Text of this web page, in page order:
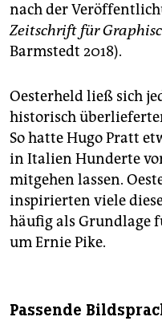
nach der
Zeitschrift für
Barmstedt 2018).
Oesterheld ließ sich
historisch
So hatte Hugo Pratt
in Italien Hunderte
mitgehen lassen.
inspirierten viele
häufig als Grundlage
um Ernie Pike.
Passende